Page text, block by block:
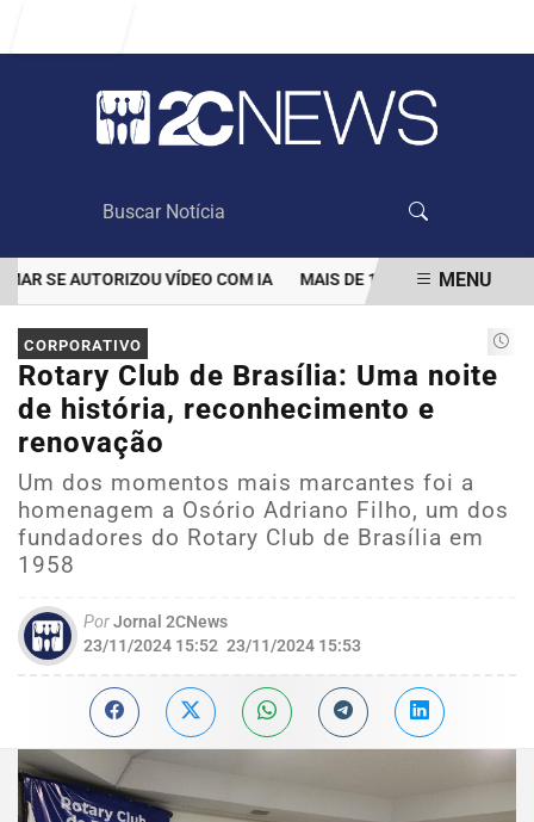
SE AUTORIZOU VÍDEO COM IA MAIS DE 100 MIL CLIENTES
EM ALTA
MENU
CORPORATIVO
Rotary Club de Brasília: Uma noite
de história, reconhecimento e
renovação
Um dos momentos mais marcantes foi a
homenagem a Osório Adriano Filho, um dos
fundadores do Rotary Club de Brasília em
1958
PorJornal 2CNews
23/11/2024 15:52 23/11/2024 15:53